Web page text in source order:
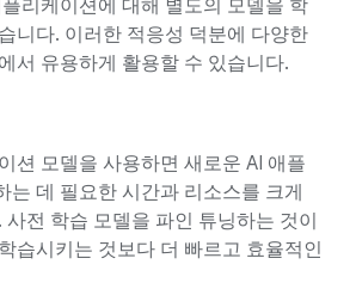
리케이션에 대해 별도의 모델을 학
니다. 이러한 적응성 덕분에 다양한
서 유용하게 활용할 수 있습니다.
션 모델을 사용하면 새로운 AI 애플
는 데 필요한 시간과 리소스를 크게
사전 학습 모델을 파인 튜닝하는 것이
습시키는 것보다 더 빠르고 효율적인